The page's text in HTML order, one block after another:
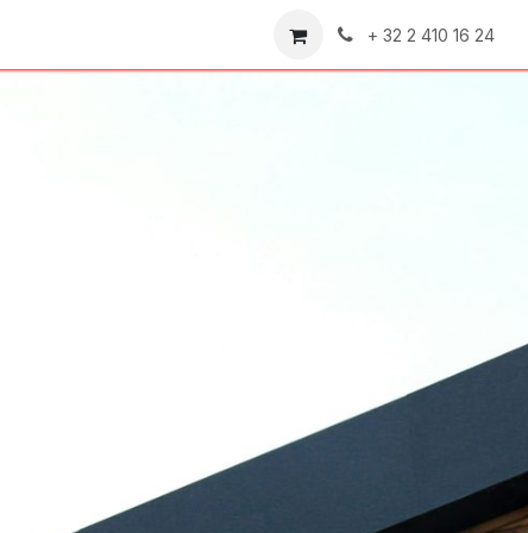
General terms and conditions
+ 32 2 410 16 24